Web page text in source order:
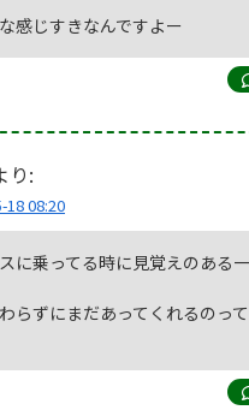
感じすきなんですよー
り:
18 08:20
に乗ってる時に見覚えのある
らずにまだあってくれるのっ